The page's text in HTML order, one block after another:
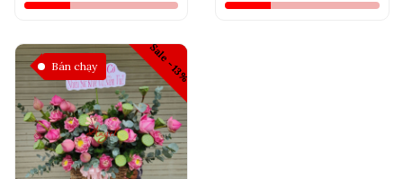
Bán chạy Sale -13%